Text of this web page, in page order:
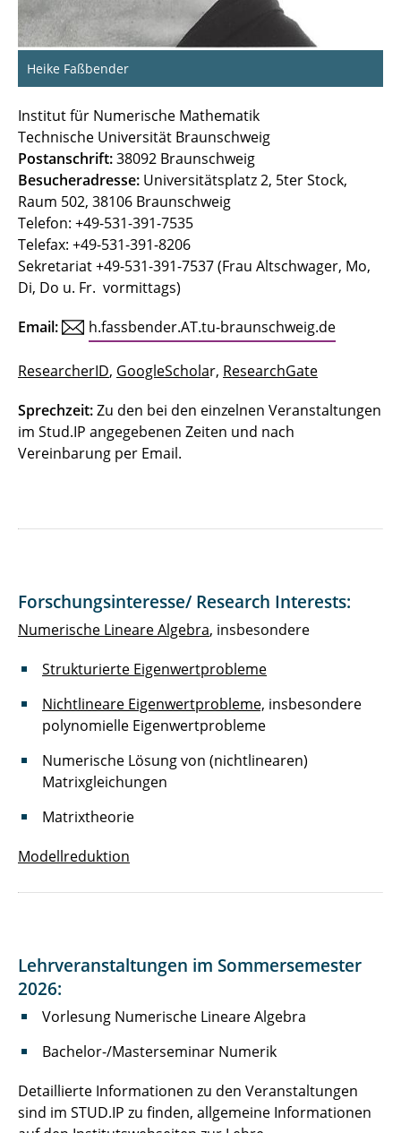
Heike Faßbender
Institut für Numerische Mathematik
Technische Universität Braunschweig
Postanschrift:38092 Braunschweig
Besucheradresse: Universitätsplatz 2, 5ter Stock,
Raum 502, 38106 Braunschweig
Telefon: +49-531-391-7535
Telefax: +49-531-391-8206
Sekretariat +49-531-391-7537 (Frau Altschwager, Mo,
Di, Do u. Fr. vormittags)
Email:
h.fassbender.AT.tu-braunschweig.de
ResearcherID, GoogleScholar, ResearchGate
Sprechzeit:Zu den bei den einzelnen Veranstaltungen
im Stud.IP angegebenen Zeiten und nach
Vereinbarung per Email.
Forschungsinteresse/ Research Interests:
Numerische Lineare Algebra, insbesondere
Strukturierte Eigenwertprobleme
Nichtlineare Eigenwertprobleme, insbesondere
polynomielle Eigenwertprobleme
Numerische Lösung von (nichtlinearen)
Matrixgleichungen
Matrixtheorie
Modellreduktion
Lehrveranstaltungen im Sommersemester
2026:
Vorlesung Numerische Lineare Algebra
Bachelor-/Masterseminar Numerik
Detaillierte Informationen zu den Veranstaltungen
sind im STUD.IP zu finden, allgemeine Informationen